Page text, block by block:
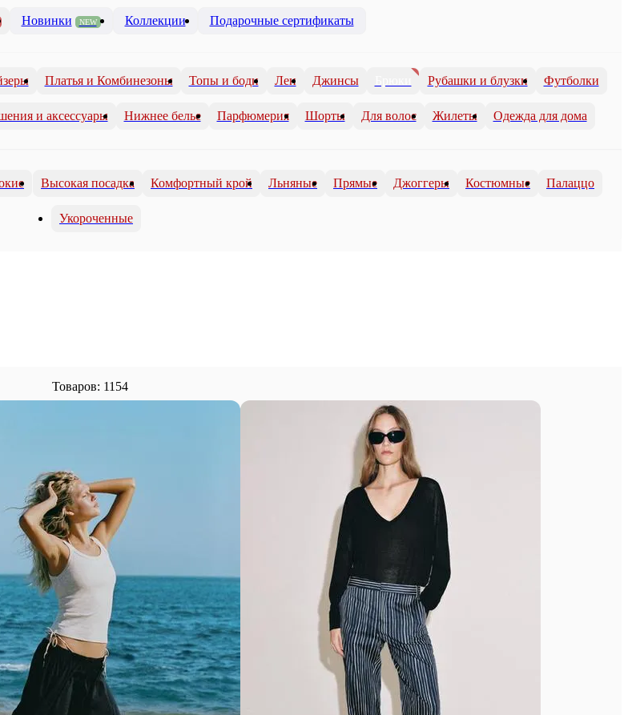
Новинки NEW Коллекции Подарочные сертификаты
Платья и Комбинезоны Топы и боди Лен Джинсы Рубашки и блузки Футболки
и аксессуары Нижнее белье Парфюмерия Шорты Для волос Жилеты Одежда для дома
Высокая посадка Комфортный крой Льняные Прямые Джоггеры Костюмные Палаццо
Укороченные
Товаров: 1154